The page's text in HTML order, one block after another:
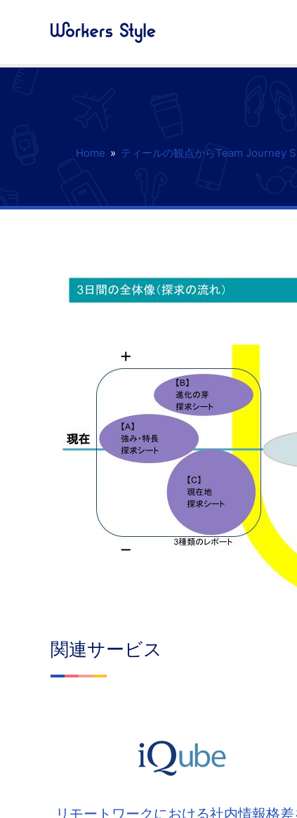
Home » ティールの観点からTeam Journey
関連サービス
リモートワークにおける社内情報格差